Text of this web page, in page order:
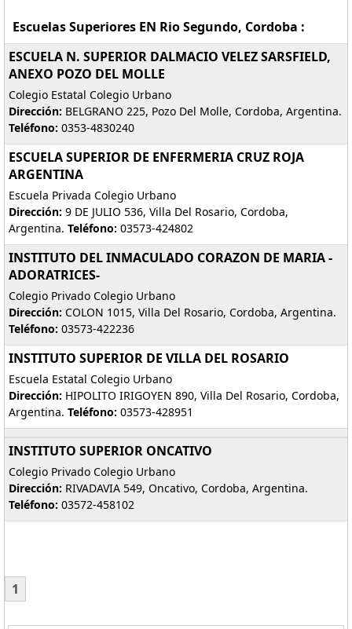
Escuelas Superiores EN Rio Segundo, Cordoba :
ESCUELA N. SUPERIOR DALMACIO VELEZ SARSFIELD,
ANEXO POZO DEL MOLLE
Colegio Estatal Colegio Urbano
Dirección: BELGRANO 225, Pozo Del Molle, Cordoba, Argentina.
Teléfono: 0353-4830240
ESCUELA SUPERIOR DE ENFERMERIA CRUZ ROJA
ARGENTINA
Escuela Privada Colegio Urbano
Dirección: 9 DE JULIO 536, Villa Del Rosario, Cordoba,
Argentina. Teléfono: 03573-424802
INSTITUTO DEL INMACULADO CORAZON DE MARIA -
ADORATRICES-
Colegio Privado Colegio Urbano
Dirección: COLON 1015, Villa Del Rosario, Cordoba, Argentina.
Teléfono: 03573-422236
INSTITUTO SUPERIOR DE VILLA DEL ROSARIO
Escuela Estatal Colegio Urbano
Dirección: HIPOLITO IRIGOYEN 890, Villa Del Rosario, Cordoba,
Argentina. Teléfono: 03573-428951
INSTITUTO SUPERIOR ONCATIVO
Colegio Privado Colegio Urbano
Dirección: RIVADAVIA 549, Oncativo, Cordoba, Argentina.
Teléfono: 03572-458102
1